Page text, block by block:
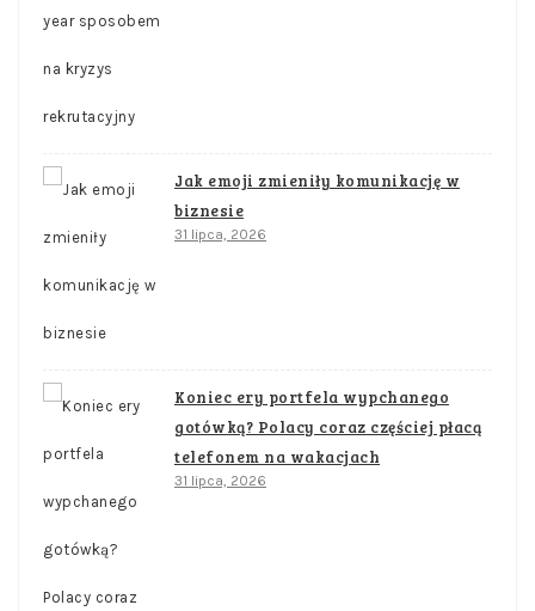
Jak emoji zmieniły komunikację w
biznesie
31 lipca, 2026
Koniec ery portfela wypchanego
gotówką? Polacy coraz częściej płacą
telefonem na wakacjach
31 lipca, 2026